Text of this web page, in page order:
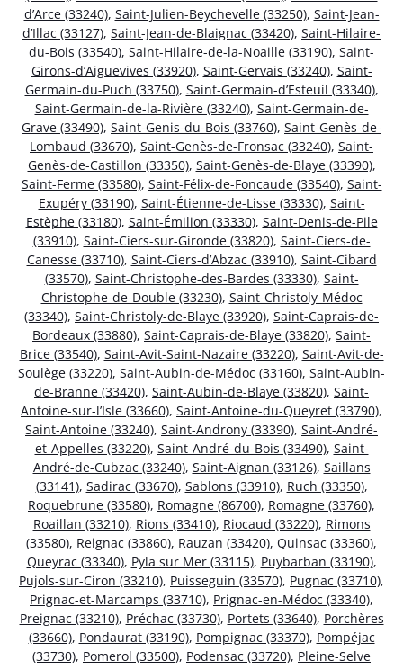
d’Arce (33240), Saint-Julien-Beychevelle (33250), Saint-Jean-
d’Illac (33127), Saint-Jean-de-Blaignac (33420), Saint-Hilaire-
du-Bois (33540), Saint-Hilaire-de-la-Noaille (33190), Saint-
Girons-d’Aiguevives (33920), Saint-Gervais (33240), Saint-
Germain-du-Puch (33750), Saint-Germain-d’Esteuil (33340),
Saint-Germain-de-la-Rivière (33240), Saint-Germain-de-
Grave (33490), Saint-Genis-du-Bois (33760), Saint-Genès-de-
Lombaud (33670), Saint-Genès-de-Fronsac (33240), Saint-
Genès-de-Castillon (33350), Saint-Genès-de-Blaye (33390),
Saint-Ferme (33580), Saint-Félix-de-Foncaude (33540), Saint-
Exupéry (33190), Saint-Étienne-de-Lisse (33330), Saint-
Estèphe (33180), Saint-Émilion (33330), Saint-Denis-de-Pile
(33910), Saint-Ciers-sur-Gironde (33820), Saint-Ciers-de-
Canesse (33710), Saint-Ciers-d’Abzac (33910), Saint-Cibard
(33570), Saint-Christophe-des-Bardes (33330), Saint-
Christophe-de-Double (33230), Saint-Christoly-Médoc
(33340), Saint-Christoly-de-Blaye (33920), Saint-Caprais-de-
Bordeaux (33880), Saint-Caprais-de-Blaye (33820), Saint-
Brice (33540), Saint-Avit-Saint-Nazaire (33220), Saint-Avit-de-
Soulège (33220), Saint-Aubin-de-Médoc (33160), Saint-Aubin-
de-Branne (33420), Saint-Aubin-de-Blaye (33820), Saint-
Antoine-sur-l’Isle (33660), Saint-Antoine-du-Queyret (33790),
Saint-Antoine (33240), Saint-Androny (33390), Saint-André-
et-Appelles (33220), Saint-André-du-Bois (33490), Saint-
André-de-Cubzac (33240), Saint-Aignan (33126), Saillans
(33141), Sadirac (33670), Sablons (33910), Ruch (33350),
Roquebrune (33580), Romagne (86700), Romagne (33760),
Roaillan (33210), Rions (33410), Riocaud (33220), Rimons
(33580), Reignac (33860), Rauzan (33420), Quinsac (33360),
Queyrac (33340), Pyla sur Mer (33115), Puybarban (33190),
Pujols-sur-Ciron (33210), Puisseguin (33570), Pugnac (33710),
Prignac-et-Marcamps (33710), Prignac-en-Médoc (33340),
Preignac (33210), Préchac (33730), Portets (33640), Porchères
(33660), Pondaurat (33190), Pompignac (33370), Pompéjac
(33730), Pomerol (33500), Podensac (33720), Pleine-Selve